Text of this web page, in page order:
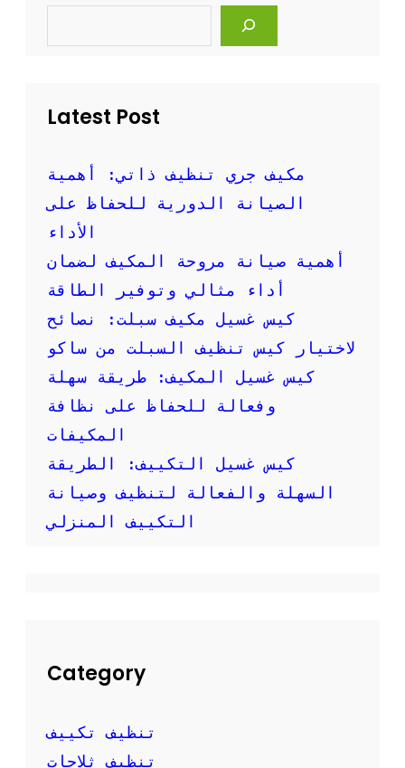
ط
ق
خ
ض
س
ع
ر
ت
ن
ظ
ي
ف
ي
ف
ب
Latest Post
مكيف جري تنظيف ذاتي: أهمية
الصيانة الدورية للحفاظ على
الأداء
أهمية صيانة مروحة المكيف لضمان
أداء مثالي وتوفير الطاقة
كيس غسيل مكيف سبلت: نصائح
لاختيار كيس تنظيف السبلت من ساكو
كيس غسيل المكيف: طريقة سهلة
وفعالة للحفاظ على نظافة
المكيفات
كيس غسيل التكييف: الطريقة
السهلة والفعالة لتنظيف وصيانة
التكييف المنزلي
Category
تنظيف تكييف
تنظيف ثلاجات